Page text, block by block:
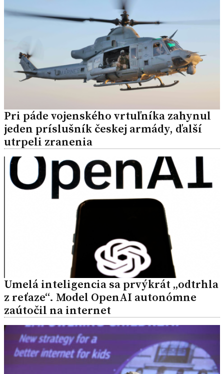
Pri páde vojenského vrtuľníka zahynul
jeden príslušník českej armády, ďalší
utrpeli zranenia
Umelá inteligencia sa prvýkrát „odtrhla
z reťaze“. Model OpenAI autonómne
zaútočil na internet